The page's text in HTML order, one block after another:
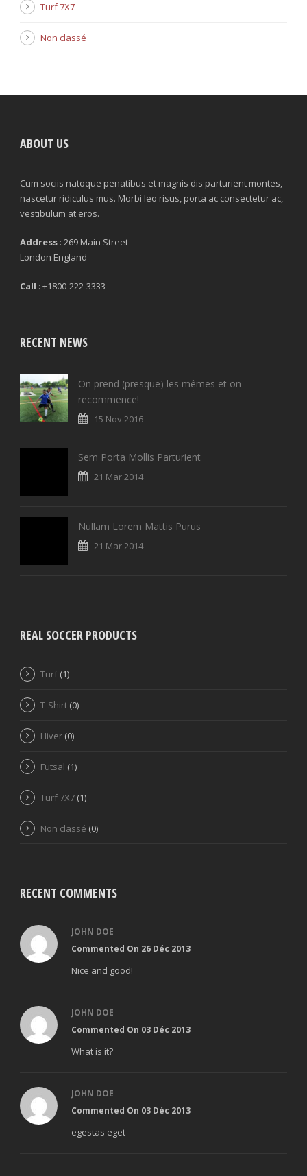
Turf 7X7
Non classé
ABOUT US
Cum sociis natoque penatibus et magnis dis parturient montes,
nascetur ridiculus mus. Morbi leo risus, porta ac consectetur ac,
vestibulum at eros.
Address : 269 Main Street
London England
Call : +1800-222-3333
RECENT NEWS
On prend (presque) les mêmes et on
recommence!
15 Nov 2016
Sem Porta Mollis Parturient
21 Mar 2014
Nullam Lorem Mattis Purus
21 Mar 2014
REAL SOCCER PRODUCTS
Turf (1)
T-Shirt (0)
Hiver (0)
Futsal (1)
Turf 7X7 (1)
Non classé (0)
RECENT COMMENTS
JOHN DOE
Commented On 26 Déc 2013
Nice and good!
JOHN DOE
Commented On 03 Déc 2013
What is it?
JOHN DOE
Commented On 03 Déc 2013
egestas eget